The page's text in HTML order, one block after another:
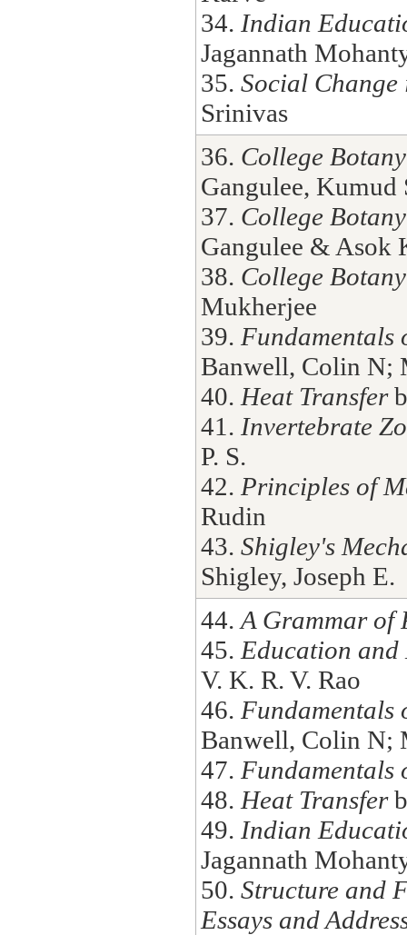
34. Indian
Jagannath
35. Social
Srinivas
36. College
Gangulee, Kumud
37. College
Gangulee & Asok
38. College
Mukherjee
39. Fundamentals
Banwell, Colin N;
40. Heat Transfer
41. Invertebrate
P. S.
42. Principles of
Rudin
43. Shigley's
Shigley, Joseph E.
44. A Grammar of
45. Education and
V. K. R. V. Rao
46. Fundamentals
Banwell, Colin N;
47. Fundamentals
48. Heat Transfer
49. Indian
Jagannath
50. Structure and
Essays and